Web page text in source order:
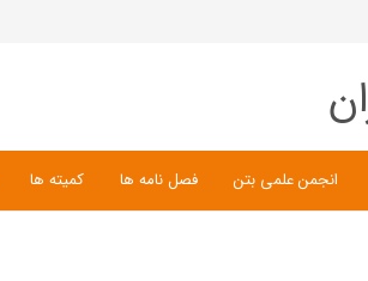
انجمن علمی بتن فصل نامه ها کمیته ها